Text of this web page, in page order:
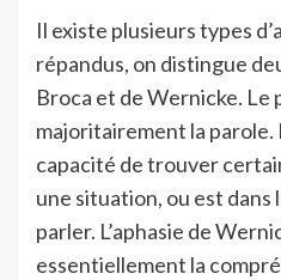
Il existe plusieurs types
répandus, on distingue
Broca et de Wernicke. Le
majoritairement la parole.
capacité de trouver
une situation, ou est dans
parler. L’aphasie de
essentiellement la